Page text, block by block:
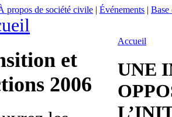
propos de société civile | Événements | Base
et
2006
Accueil
UNE